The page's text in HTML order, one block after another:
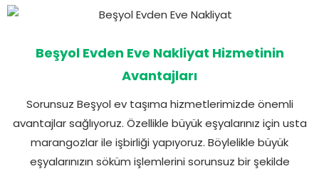
Beşyol Evden Eve Nakliyat Hizmetinin
Avantajları
Sorunsuz Beşyol ev taşıma hizmetlerimizde önemli
avantajlar sağlıyoruz. Özellikle büyük eşyalarınız için usta
marangozlar ile işbirliği yapıyoruz. Böylelikle büyük
eşyalarınızın söküm işlemlerini sorunsuz bir şekilde